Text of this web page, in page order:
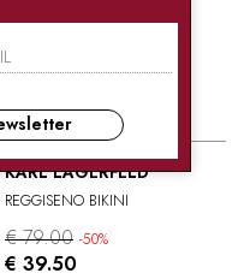
NUOVI ARRIVI
KARL LAGERFELD
REGGISENO BIKINI
€ 79.00 -50%
€ 39.50